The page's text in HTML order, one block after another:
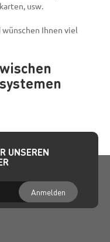
usw.
Ihnen viel
UNSEREN
Anmelden